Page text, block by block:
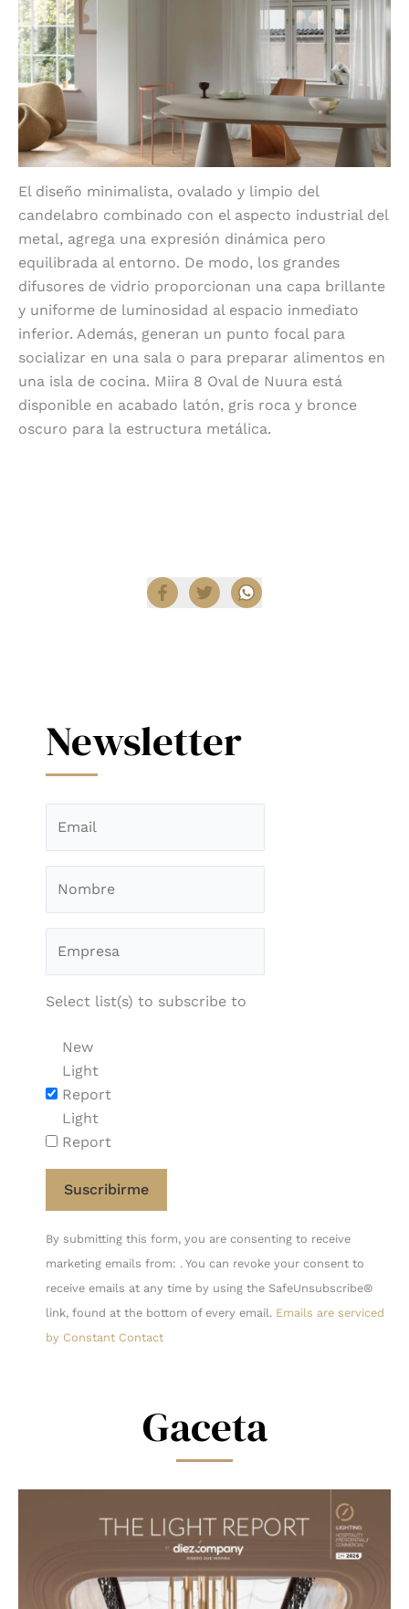
El diseño minimalista, ovalado y limpio del
candelabro combinado con el aspecto industrial del
metal, agrega una expresión dinámica pero
equilibrada al entorno. De modo, los grandes
difusores de vidrio proporcionan una capa brillante
y uniforme de luminosidad al espacio inmediato
inferior. Además, generan un punto focal para
socializar en una sala o para preparar alimentos en
una isla de cocina. Miira 8 Oval de Nuura está
disponible en acabado latón, gris roca y bronce
oscuro para la estructura metálica.
Newsletter
Select list(s) to subscribe to
New
Light
Report
Light
Report
Constant
Contact
Use.
Please
leave
By submitting this form, you are consenting to receive
marketing emails from: . You can revoke your consent to
receive emails at any time by using the SafeUnsubscribe®
link, found at the bottom of every email. Emails are serviced
by Constant Contact
Gaceta